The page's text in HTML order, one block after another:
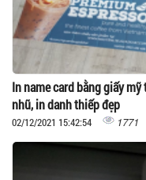
In name card bằng giấy
nhũ, in danh thiếp đẹp
02/12/2021 15:42:54 1771